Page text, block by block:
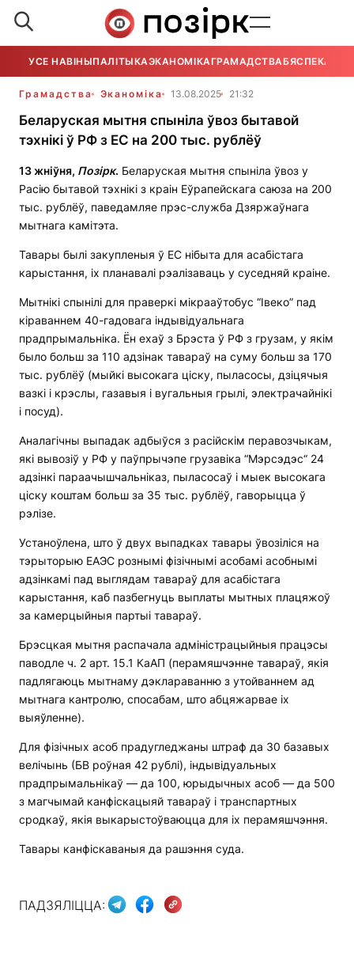
УСЕ НАВІНЫПАЛІТЫКАЭКАНОМІКАГРАМАДСТВАБЯСПЕКА
Грамадства Эканоміка 13.08.2025 21:32
Беларуская мытня спыніла ўвоз бытавой
тэхнікі ў РФ з ЕС на 200 тыс. рублёў
13 жніўня, Позірк. Беларуская мытня спыніла ўвоз у
Расію бытавой тэхнікі з краін Еўрапейскага саюза на 200
тыс. рублёў, паведамляе прэс-служба Дзяржаўнага
мытнага камітэта.
Тавары былі закупленыя ў ЕС нібыта для асабістага
карыстання, іх планавалі рэалізаваць у суседняй краіне.
Мытнікі спынілі для праверкі мікрааўтобус “Івеко” пад
кіраваннем 40-гадовага індывідуальнага
прадпрымальніка. Ён ехаў з Брэста ў РФ з грузам, у якім
было больш за 110 адзінак тавараў на суму больш за 170
тыс. рублёў (мыйкі высокага ціску, пыласосы, дзіцячыя
вазкі і крэслы, газавыя і вугальныя грылі, электрачайнікі
і посуд).
Аналагічны выпадак адбыўся з расійскім перавозчыкам,
які вывозіў у РФ у паўпрычэпе грузавіка “Мэрсэдэс“ 24
адзінкі параачышчальніказ, пыласосаў і мыек высокага
ціску коштам больш за 35 тыс. рублёў, гаворыцца ў
рэлізе.
Устаноўлена, што ў двух выпадках тавары ўвозіліся на
тэрыторыю ЕАЭС рознымі фізічнымі асобамі асобнымі
адзінкамі пад выглядам тавараў для асабістага
карыстання, каб пазбегнуць выплаты мытных плацяжоў
за камерцыйныя партыі тавараў.
Брэсцкая мытня распачала адміністрацыйныя працэсы
паводле ч. 2 арт. 15.1 КаАП (перамяшчэнне тавараў, якія
падлягаюць мытнаму дэклараванню з утойваннем ад
мытнага кантролю, спосабам, што абцяжарвае іх
выяўленне).
Для фізічных асоб прадугледжаны штраф да 30 базавых
велічынь (БВ роўная 42 рублі), індывідуальных
прадпрымальнікаў — да 100, юрыдычных асоб — да 500
з магчымай канфіскацыяй тавараў і транспартных
сродкаў, якія выкарыстоўваюцца для іх перамяшчэння.
Тавары канфіскаваныя да рашэння суда.
ПАДЗЯЛІЦЦА: